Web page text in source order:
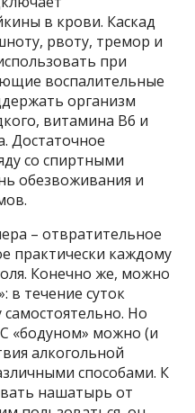
в крови. Каскад
рвоту, тремор и
при
воспалительные
организм
витамина В6 и
Достаточное
со спиртными
обезвоживания и
– отвратительное
практически каждому
Конечно же, можно
в течение суток
Но
«бодуном» можно (и
алкогольной
способами. К
нашатырь от